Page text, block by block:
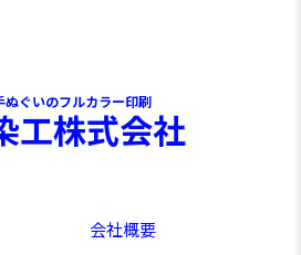
ぬぐいのフルカラー印刷
工株式会社
会社概要